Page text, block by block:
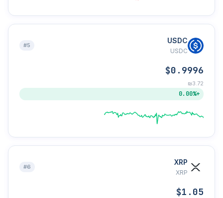
USDC
USDC
#5
$0.9996
₪3.72
+0.00%
XRP
XRP
#6
$1.05